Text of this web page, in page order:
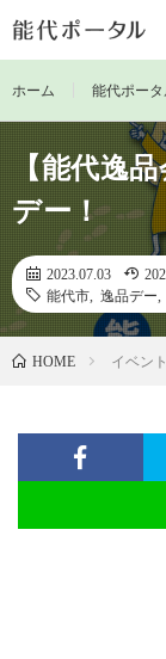
ホーム 能代ポー
【能代逸
デー！
2023.07.03
能代市
逸品デー
HOME イベン